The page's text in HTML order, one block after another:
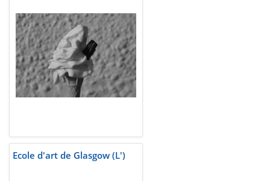
Ecole d'art de Glasgow (L')